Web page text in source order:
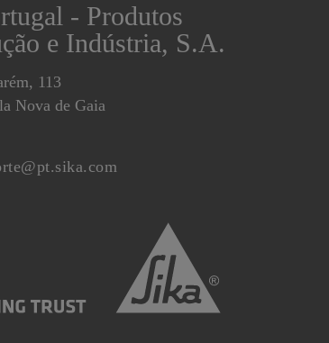
- Produtos
e Indústria, S.A.
113
Nova de Gaia